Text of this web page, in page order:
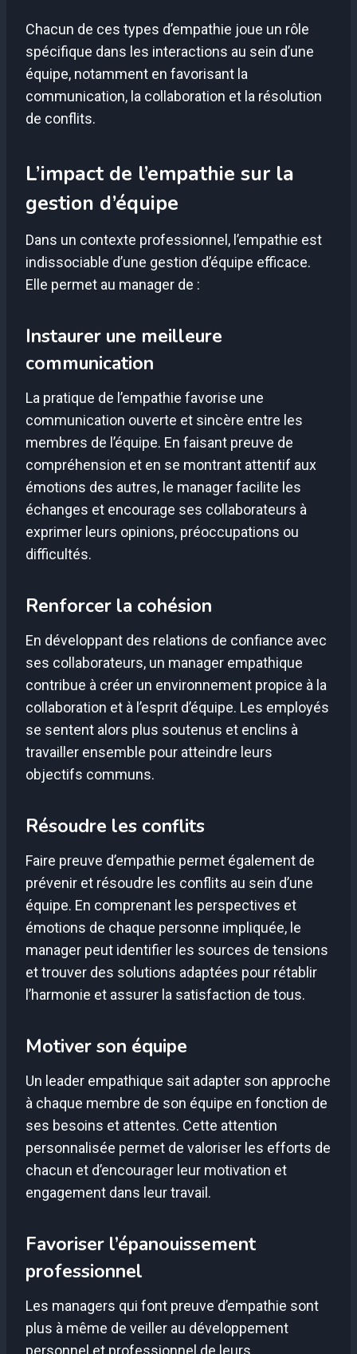
Chacun de ces types d’empathie joue un rôle
spécifique dans les interactions au sein d’une
équipe, notamment en favorisant la
communication, la collaboration et la résolution
de conflits.
L’impact de l’empathie sur la
gestion d’équipe
Dans un contexte professionnel, l’empathie est
indissociable d’une gestion d’équipe efficace.
Elle permet au manager de :
Instaurer une meilleure
communication
La pratique de l’empathie favorise une
communication ouverte et sincère entre les
membres de l’équipe. En faisant preuve de
compréhension et en se montrant attentif aux
émotions des autres, le manager facilite les
échanges et encourage ses collaborateurs à
exprimer leurs opinions, préoccupations ou
difficultés.
Renforcer la cohésion
En développant des relations de confiance avec
ses collaborateurs, un manager empathique
contribue à créer un environnement propice à la
collaboration et à l’esprit d’équipe. Les employés
se sentent alors plus soutenus et enclins à
travailler ensemble pour atteindre leurs
objectifs communs.
Résoudre les conflits
Faire preuve d’empathie permet également de
prévenir et résoudre les conflits au sein d’une
équipe. En comprenant les perspectives et
émotions de chaque personne impliquée, le
manager peut identifier les sources de tensions
et trouver des solutions adaptées pour rétablir
l’harmonie et assurer la satisfaction de tous.
Motiver son équipe
Un leader empathique sait adapter son approche
à chaque membre de son équipe en fonction de
ses besoins et attentes. Cette attention
personnalisée permet de valoriser les efforts de
chacun et d’encourager leur motivation et
engagement dans leur travail.
Favoriser l’épanouissement
professionnel
Les managers qui font preuve d’empathie sont
plus à même de veiller au développement
personnel et professionnel de leurs